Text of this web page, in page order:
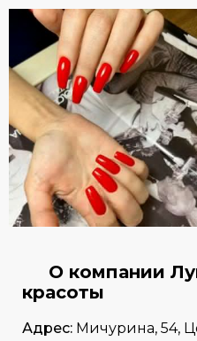
О компании
красоты
Адрес: Мичурина, 54,